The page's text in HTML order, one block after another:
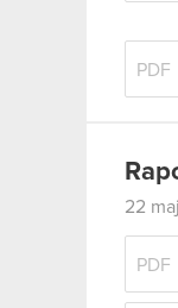
PDF
22
PDF